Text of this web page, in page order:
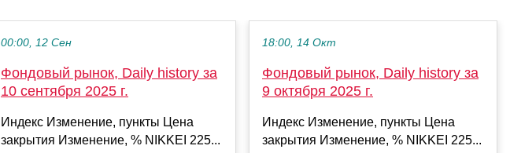
00:00, 12 Сен
Фондовый рынок, Daily history за
10 сентября 2025 г.
Индекс Изменение, пункты Цена
закрытия Изменение, % NIKKEI 225...
18:00, 14 Окт
Фондовый рынок, Daily history за
9 октября 2025 г.
Индекс Изменение, пункты Цена
закрытия Изменение, % NIKKEI 225...